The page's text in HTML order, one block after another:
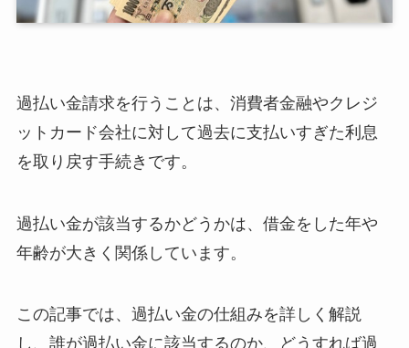
過払い金請求を行うことは、消費者金融やクレジ
ットカード会社に対して過去に支払いすぎた利息
を取り戻す手続きです。
過払い金が該当するかどうかは、借金をした年や
年齢が大きく関係しています。
この記事では、過払い金の仕組みを詳しく解説
し、誰が過払い金に該当するのか、どうすれば過